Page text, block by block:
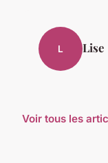
L Lise
Voir tous les